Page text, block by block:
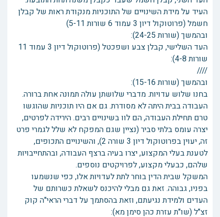
העיד על מידת השינויים של התוכניות מנקודת ראות של קבלן
חשמל (פרוטוקול דיון 3 עמוד 6 שורות 5-11)
ובהמשך (שורות 24-25):
העד השלישי, קבלן צבע ושפכטל (פרוטוקול דיון 3 עמוד 11
שורות 4-8):
////
ובהמשך (שורות 15-16):
בחנו שלוש עדויות. מדברי שלושתן עולה תמונה אחת ברורה.
העבודה בבית היתה לא מסודרת. גם אם היו תוכניות שהוגשו
טרם תחילת העבודה, הם לוו בשינויים רבים. הירידה לפרטים,
יצרה עומס בלתי סביר (נציין שגם המפקח לא שלל לגמרי פרט
זה, יעוין בפרוטוקול דיון 3 שורה 2), והשינויים התכופים,
לטענת בעלי המקצוע, יצרו בעיה ברצף העבודה, ובהתחייבויות
שלהם, כבעלי מקצוע, לפרויקטים נוספים.
המשקל שבית הדין בוחר לתת לעדויות אלו, כפי שנשמעו
בפניו, גבוהה. זאת גם מבלי להיכנס לשאלת כשרותם של
העדים ולמידת נגיעתם, וזאת בהסתמך על דברי הראי"ה קוק
זצ"ל (שו"ת עזרת כהן סימן מא):